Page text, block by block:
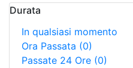
Durata
In qualsiasi momento
Ora Passata (0)
Passate 24 Ore (0)